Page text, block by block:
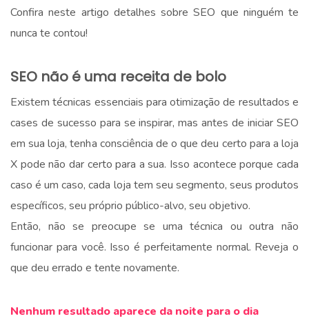
Confira neste artigo detalhes sobre SEO que ninguém te
nunca te contou!
SEO não é uma receita de bolo
Existem técnicas essenciais para otimização de resultados e
cases de sucesso para se inspirar, mas antes de iniciar SEO
em sua loja, tenha consciência de o que deu certo para a loja
X pode não dar certo para a sua. Isso acontece porque cada
caso é um caso, cada loja tem seu segmento, seus produtos
específicos, seu próprio público-alvo, seu objetivo.
Então, não se preocupe se uma técnica ou outra não
funcionar para você. Isso é perfeitamente normal. Reveja o
que deu errado e tente novamente.
Nenhum resultado aparece da noite para o dia